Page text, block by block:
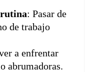
rutina: Pasar de
de trabajo
a enfrentar
abrumadoras.